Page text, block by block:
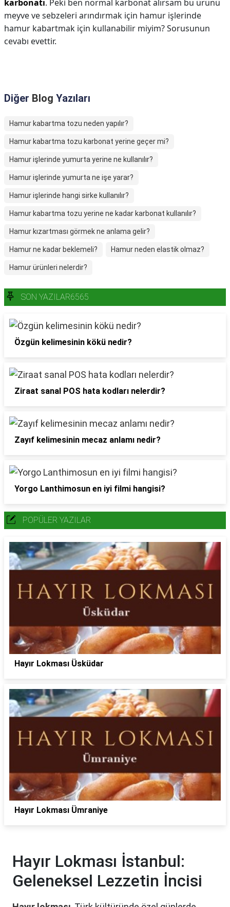
karbonatı. Peki ben normal karbonat alırsam bu ürünü
meyve ve sebzeleri arındırmak için hamur işlerinde
hamur kabartmak için kullanabilir miyim? Sorusunun
cevabı evettir.
Diğer Blog Yazıları
Hamur kabartma tozu neden yapılır?
Hamur kabartma tozu karbonat yerine geçer mi?
Hamur işlerinde yumurta yerine ne kullanılır?
Hamur işlerinde yumurta ne işe yarar?
Hamur işlerinde hangi sirke kullanılır?
Hamur kabartma tozu yerine ne kadar karbonat kullanılır?
Hamur kızartması görmek ne anlama gelir?
Hamur ne kadar beklemeli? Hamur neden elastik olmaz?
Hamur ürünleri nelerdir?
SON YAZILAR6565
Özgün kelimesinin kökü nedir?
Ziraat sanal POS hata kodları nelerdir?
Zayıf kelimesinin mecaz anlamı nedir?
Yorgo Lanthimosun en iyi filmi hangisi?
POPÜLER YAZILAR
Hayır Lokması Üsküdar
Hayır Lokması Ümraniye
Hayır Lokması İstanbul:
Geleneksel Lezzetin İncisi